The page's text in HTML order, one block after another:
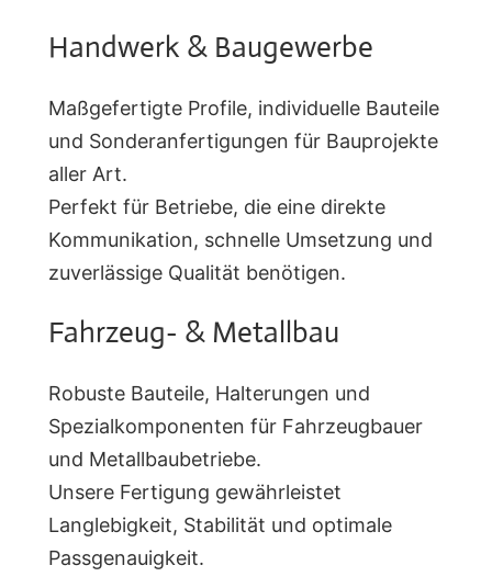
Handwerk & Baugewerbe
Maßgefertigte Profile, individuelle Bauteile
und Sonderanfertigungen für Bauprojekte
aller Art.
Perfekt für Betriebe, die eine direkte
Kommunikation, schnelle Umsetzung und
zuverlässige Qualität benötigen.
Fahrzeug- & Metallbau
Robuste Bauteile, Halterungen und
Spezialkomponenten für Fahrzeugbauer
und Metallbaubetriebe.
Unsere Fertigung gewährleistet
Langlebigkeit, Stabilität und optimale
Passgenauigkeit.